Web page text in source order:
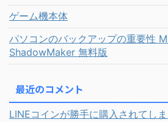
ゲーム機本体
パソコンのバックアップの重要性
ShadowMaker 無料版
最近のコメント
LINEコインが勝手に購入されてしま